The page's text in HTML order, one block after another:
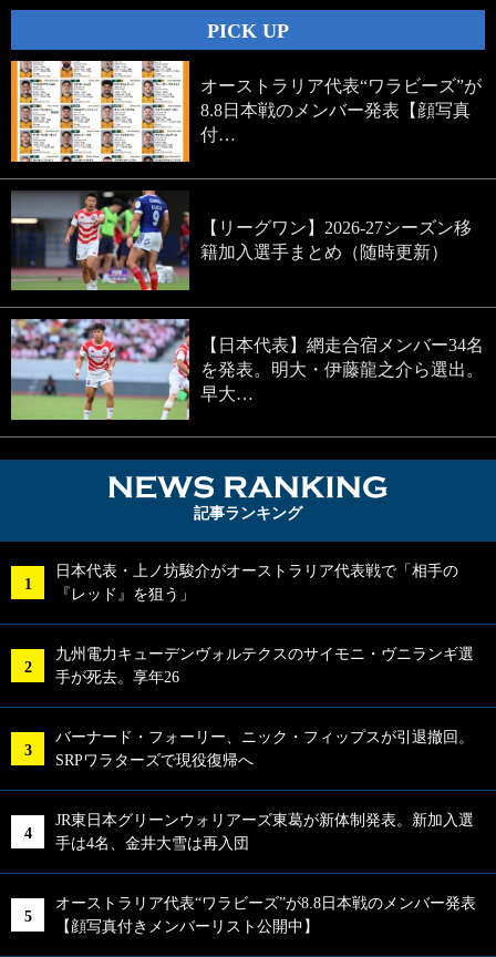
PICK UP
オーストラリア代表“ワラビーズ”が
8.8日本戦のメンバー発表【顔写真
付…
【リーグワン】2026-27シーズン移
籍加入選手まとめ（随時更新）
【日本代表】網走合宿メンバー34名
を発表。明大・伊藤龍之介ら選出。
早大…
記事ランキング
日本代表・上ノ坊駿介がオーストラリア代表戦で「相手の
『レッド』を狙う」
九州電力キューデンヴォルテクスのサイモニ・ヴニランギ選
手が死去。享年26
バーナード・フォーリー、ニック・フィップスが引退撤回。
SRPワラターズで現役復帰へ
JR東日本グリーンウォリアーズ東葛が新体制発表。新加入選
手は4名、金井大雪は再入団
オーストラリア代表“ワラビーズ”が8.8日本戦のメンバー発表
【顔写真付きメンバーリスト公開中】